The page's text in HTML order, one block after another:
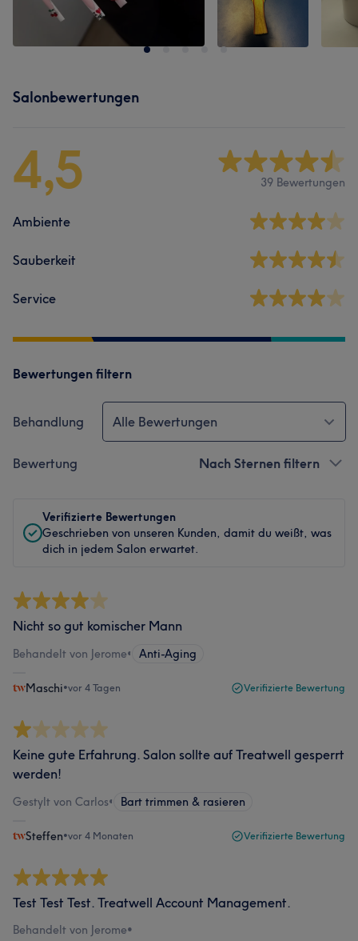
Salonbewertungen
4,5 39 Bewertungen
Ambiente
Sauberkeit
Service
Bewertungen filtern
Behandlung Alle Bewertungen
Bewertung Nach Sternen filtern
Verifizierte Bewertungen
Geschrieben von unseren Kunden, damit du weißt, was
dich in jedem Salon erwartet.
Nicht so gut komischer Mann
Behandelt von Jerome• Anti-Aging
Maschi•vor 4 Tagen Verifizierte Bewertung
Keine gute Erfahrung. Salon sollte auf Treatwell gesperrt
werden!
Gestylt von Carlos• Bart trimmen & rasieren
Steffen•vor 4 Monaten Verifizierte Bewertung
Test Test Test. Treatwell Account Management.
Behandelt von Jerome•